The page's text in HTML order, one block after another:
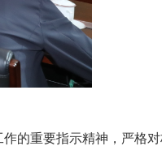
的重要指示精神，严格